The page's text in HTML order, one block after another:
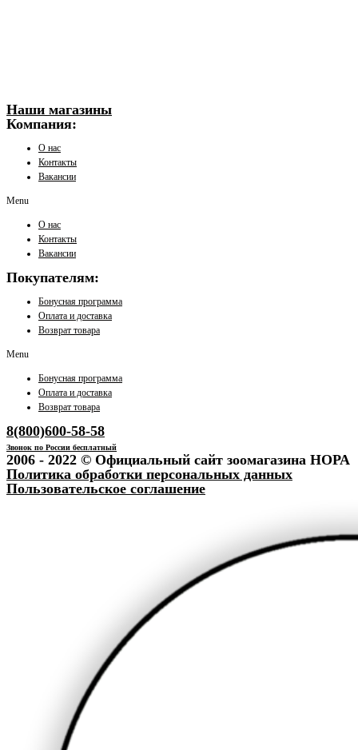
Наши магазины
Компания:
О нас
Контакты
Вакансии
Menu
О нас
Контакты
Вакансии
Покупателям:
Бонусная программа
Оплата и доставка
Возврат товара
Menu
Бонусная программа
Оплата и доставка
Возврат товара
8(800)600-58-58
Звонок по России бесплатный
2006 - 2022 © Официальный сайт зоомагазина НОРА
Политика обработки персональных данных
Пользовательское соглашение